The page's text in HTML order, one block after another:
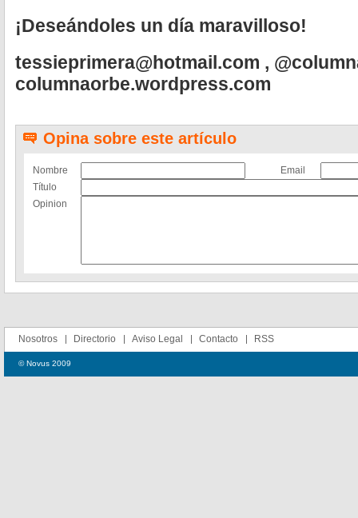
¡Deseándoles un día maravilloso!
tessieprimera@hotmail.com ,
columnaorbe.wordpress.com
Opina sobre este artículo
Nombre
Email
Título
Opinion
Nosotros Directorio Aviso Legal Contacto RSS
© Novus 2009